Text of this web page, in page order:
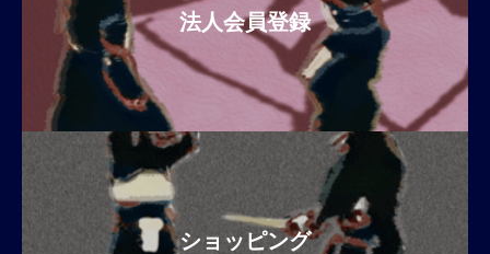
8
0
法人会員登録
ショッピング